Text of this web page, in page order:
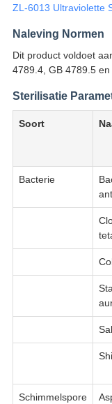
ZL-6013 Ultraviolette
Naleving Normen
Dit product voldoet
4789.4, GB 4789.5 en
Sterilisatie
Soort
Bacterie
Schimmelspore